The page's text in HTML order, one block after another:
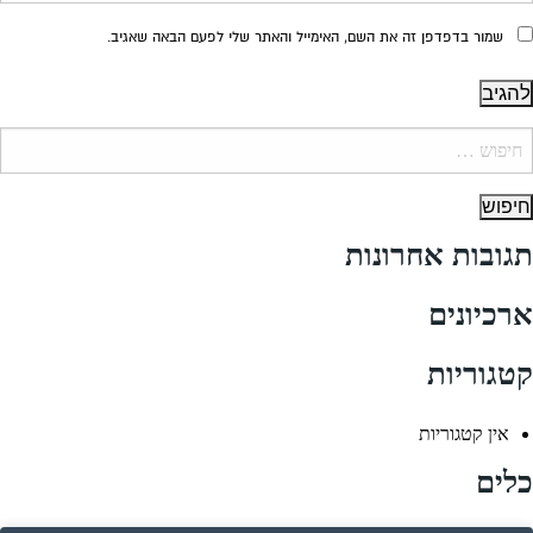
שמור בדפדפן זה את השם, האימייל והאתר שלי לפעם הבאה שאגיב.
תגובות אחרונות
ארכיונים
קטגוריות
אין קטגוריות
כלים